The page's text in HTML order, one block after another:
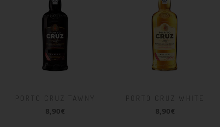
PORTO CRUZ TAWNY
8,90€
PORTO CRUZ WHITE
8,90€